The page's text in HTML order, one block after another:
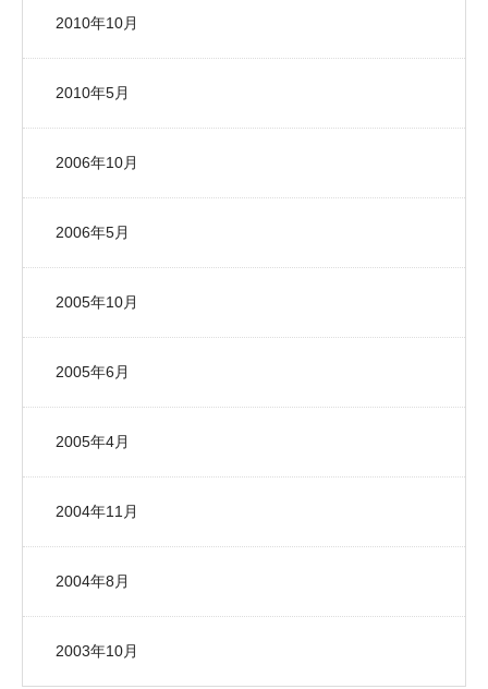
2010年10月
2010年5月
2006年10月
2006年5月
2005年10月
2005年6月
2005年4月
2004年11月
2004年8月
2003年10月